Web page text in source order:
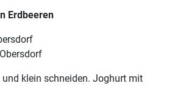
Erdbeeren
und klein schneiden. Joghurt mit